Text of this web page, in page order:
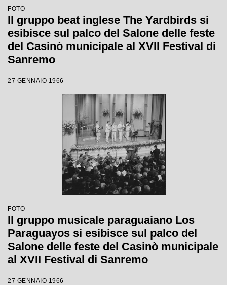
FOTO
Il gruppo beat inglese The Yardbirds si
esibisce sul palco del Salone delle feste
del Casinò municipale al XVII Festival di
Sanremo
27 GENNAIO 1966
FOTO
Il gruppo musicale paraguaiano Los
Paraguayos si esibisce sul palco del
Salone delle feste del Casinò municipale
al XVII Festival di Sanremo
27 GENNAIO 1966